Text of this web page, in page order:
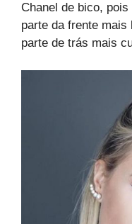
Chanel de bico,
parte da frente mais
parte de trás mais